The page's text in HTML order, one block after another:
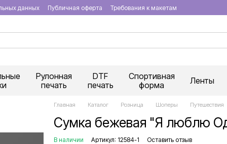
данных Публичная оферта Требования к макетам
Рулонная
печать
DTF
печать
Спортивная
форма
Ленты
Главная Каталог Розница Шоперы Путешествия
Сумка бежевая "Я люблю
В наличии Артикул: 12584-1 Оставить отзыв